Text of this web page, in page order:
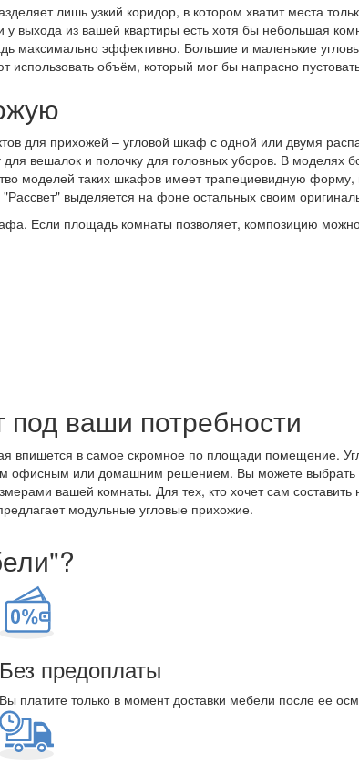
лишь узкий коридор, в котором хватит места
выхода из вашей квартиры есть хотя бы небольшая
максимально эффективно. Большие и маленькие
использовать объём, который мог бы напрасно
для прихожей – угловой шкаф с одной или двумя
вешалок и полочку для головных уборов. В моделях
моделей таких шкафов имеет трапециевидную форму,
выделяется на фоне остальных своим
Если площадь комнаты позволяет, композицию
ваши потребности
впишется в самое скромное по площади помещение.
офисным или домашним решением. Вы можете выбрать
вашей комнаты. Для тех, кто хочет сам
модульные угловые прихожие.
Без предоплаты
Вы платите только в момент доставки мебели после ее